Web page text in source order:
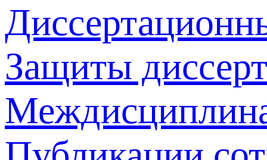
Защиты